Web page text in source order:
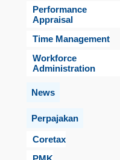
Performance
Appraisal
Time Management
Workforce
Administration
News
Perpajakan
Coretax